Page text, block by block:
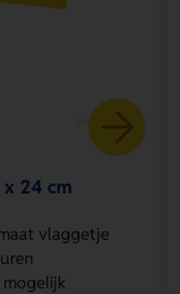
24 cm
vlaggetje